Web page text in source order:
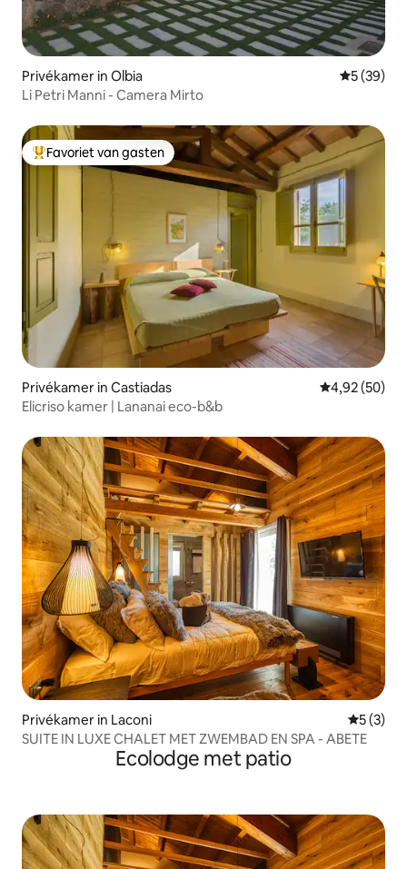
Privékamer in Olbia
5 (39)
Li Petri Manni - Camera Mirto
Topfavoriet van gasten
Favoriet van gasten
Privékamer in Castiadas Gemiddelde
4,92 (50)
Elicriso kamer | Lananai eco-b&b
Privékamer in Laconi
5 (3)
SUITE IN LUXE CHALET MET ZWEMBAD EN SPA - ABETE
Ecolodge met patio